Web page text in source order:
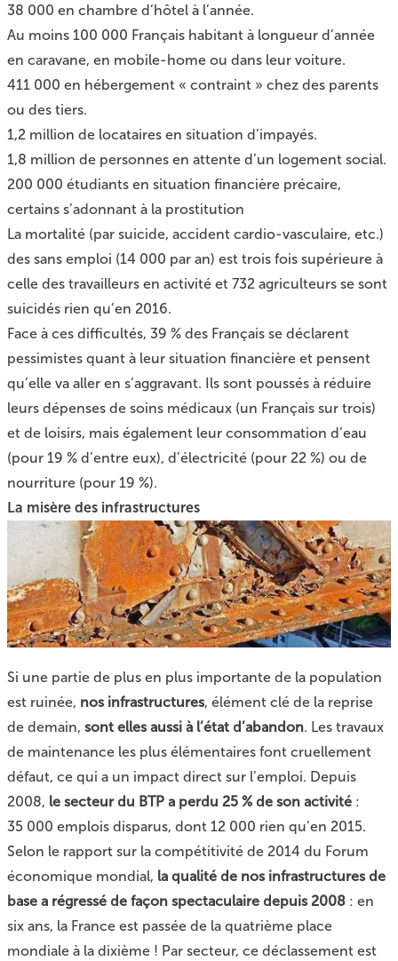
38 000 en chambre d’hôtel à l’année.
Au moins 100 000 Français habitant à longueur d’année
en caravane, en mobile-home ou dans leur voiture.
411 000 en hébergement « contraint » chez des parents
ou des tiers.
1,2 million de locataires en situation d’impayés.
1,8 million de personnes en attente d’un logement social.
200 000 étudiants en situation financière précaire,
certains s’adonnant à la prostitution
La mortalité (par suicide, accident cardio-vasculaire, etc.)
des sans emploi (14 000 par an) est trois fois supérieure à
celle des travailleurs en activité et 732 agriculteurs se sont
suicidés rien qu’en 2016.
Face à ces difficultés, 39 % des Français se déclarent
pessimistes quant à leur situation financière et pensent
qu’elle va aller en s’aggravant. Ils sont poussés à réduire
leurs dépenses de soins médicaux (un Français sur trois)
et de loisirs, mais également leur consommation d’eau
(pour 19 % d’entre eux), d’électricité (pour 22 %) ou de
nourriture (pour 19 %).
La misère des infrastructures
Si une partie de plus en plus importante de la population
est ruinée, nos infrastructures, élément clé de la reprise
de demain, sont elles aussi à l’état d’abandon. Les travaux
de maintenance les plus élémentaires font cruellement
défaut, ce qui a un impact direct sur l’emploi. Depuis
2008, le secteur du BTP a perdu 25 % de son activité :
35 000 emplois disparus, dont 12 000 rien qu’en 2015.
Selon le rapport sur la compétitivité de 2014 du Forum
économique mondial, la qualité de nos infrastructures de
base a régressé de façon spectaculaire depuis 2008 : en
six ans, la France est passée de la quatrième place
mondiale à la dixième ! Par secteur, ce déclassement est